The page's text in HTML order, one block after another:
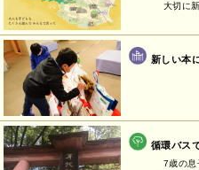
大切に
新しい本
循環バス
7歳の息